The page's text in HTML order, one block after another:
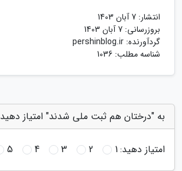
انتشار: 7 آبان 1403
بروزرسانی: 7 آبان 1403
گردآورنده: pershinblog.ir
شناسه مطلب: 1036
به "درختان هم ثبت ملی شدند" امتیاز دهید
امتیاز دهید:1
2
3
4
5